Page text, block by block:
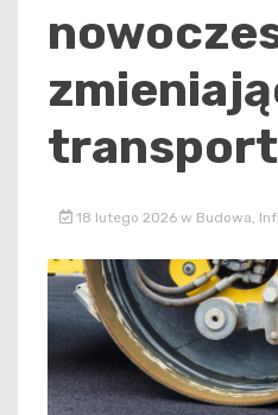
18 lutego 2026 w Budowa